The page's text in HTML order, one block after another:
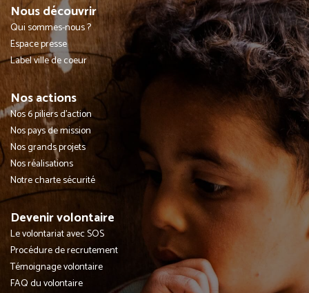
Nous découvrir
Qui sommes-nous ?
Espace presse
Label ville de coeur
Nos actions
Nos 6 piliers d'action
Nos pays de mission
Nos grands projets
Nos réalisations
Notre charte sécurité
Devenir volontaire
Le volontariat avec SOS
Procédure de recrutement
Témoignage volontaire
FAQ du volontaire